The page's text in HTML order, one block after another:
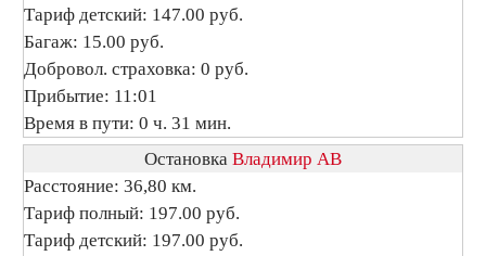
Тариф детский: 147.00 руб.
Багаж: 15.00 руб.
Добровол. страховка: 0 руб.
Прибытие: 11:01
Время в пути: 0 ч. 31 мин.
Остановка Владимир АВ
Расстояние: 36,80 км.
Тариф полный: 197.00 руб.
Тариф детский: 197.00 руб.